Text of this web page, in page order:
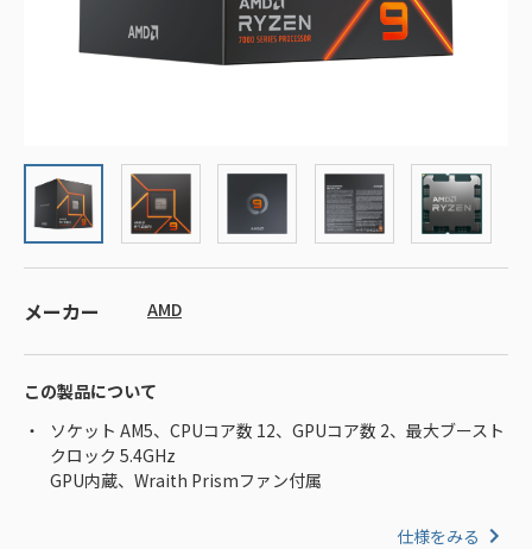
メーカー AMD
この製品について
ソケット AM5、CPUコア数 12、GPUコア数 2、最大ブースト
クロック 5.4GHz
GPU内蔵、Wraith Prismファン付属
仕様をみる